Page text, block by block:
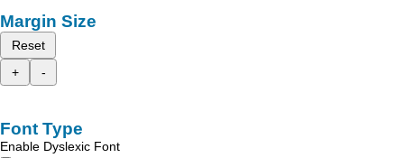
Margin Size
Reset
+
-
Font Type
Enable Dyslexic Font